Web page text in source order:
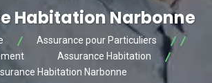
Habitation Narbonne
Assurance pour Particuliers
Assurance Habitation
Habitation Narbonne